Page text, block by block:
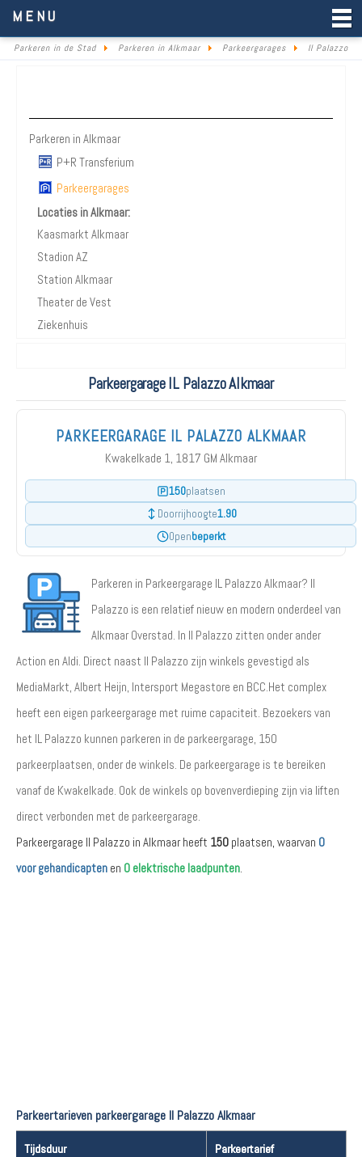
MENU
Parkeren in de Stad Parkeren in Alkmaar Parkeergarages Il Palazzo
Parkeren in Alkmaar
P+R Transferium
Parkeergarages
Locaties in Alkmaar:
Kaasmarkt Alkmaar
Stadion AZ
Station Alkmaar
Theater de Vest
Ziekenhuis
Parkeergarage IL Palazzo Alkmaar
PARKEERGARAGE IL PALAZZO ALKMAAR
Kwakelkade 1, 1817 GM Alkmaar
150plaatsen
Doorrijhoogte1.90
Openbeperkt
Parkeren in Parkeergarage IL Palazzo Alkmaar? Il
Palazzo is een relatief nieuw en modern onderdeel van
Alkmaar Overstad. In Il Palazzo zitten onder ander
Action en Aldi. Direct naast Il Palazzo zijn winkels gevestigd als
MediaMarkt, Albert Heijn, Intersport Megastore en BCC.Het complex
heeft een eigen parkeergarage met ruime capaciteit. Bezoekers van
het IL Palazzo kunnen parkeren in de parkeergarage, 150
parkeerplaatsen, onder de winkels. De parkeergarage is te bereiken
vanaf de Kwakelkade. Ook de winkels op bovenverdieping zijn via liften
direct verbonden met de parkeergarage.
Parkeergarage Il Palazzo in Alkmaar heeft 150 plaatsen, waarvan 0
voor gehandicapten en 0 elektrische laadpunten.
Parkeertarieven parkeergarage Il Palazzo Alkmaar
Tijdsduur Parkeertarief